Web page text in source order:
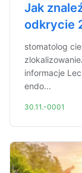
Jak
odkrycie
stomatolog
informacje
endo...
30.11.-0001